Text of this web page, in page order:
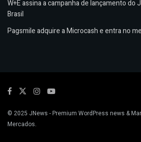
W+E assina a campanha de lançamento do
Brasil
Pagsmile adquire a Microcash e entra no
© 2025 JNews - Premium WordPress news &
Mercados.